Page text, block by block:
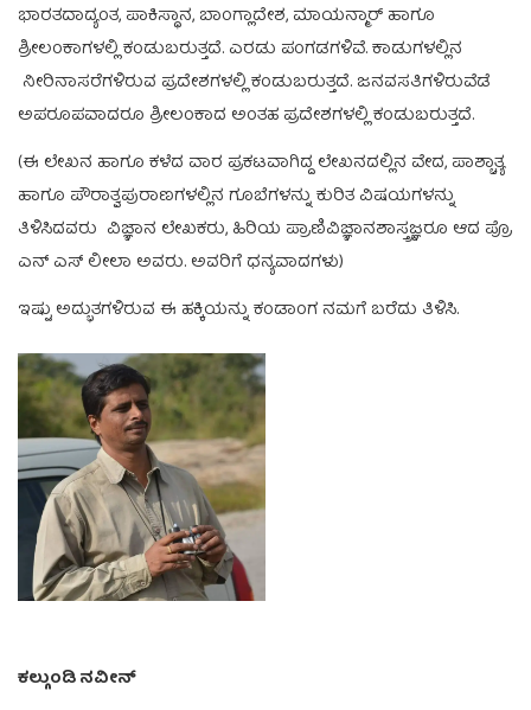
ಭಾರತದಾದ್ಯಂತ, ಪಾಕಿಸ್ಥಾನ, ಬಾಂಗ್ಲಾದೇಶ, ಮಾಯನ್ಮಾರ್ ಹಾಗೂ
ಶ್ರೀಲಂಕಾಗಳಲ್ಲಿ ಕಂಡುಬರುತ್ತದೆ. ಎರಡು ಪಂಗಡಗಳಿವೆ. ಕಾಡುಗಳಲ್ಲಿನ
ನೀರಿನಾಸರೆಗಳಿರುವ ಪ್ರದೇಶಗಳಲ್ಲಿ ಕಂಡುಬರುತ್ತದೆ. ಜನವಸತಿಗಳಿರುವೆಡೆ
ಅಪರೂಪವಾದರೂ ಶ್ರೀಲಂಕಾದ ಅಂತಹ ಪ್ರದೇಶಗಳಲ್ಲಿ ಕಂಡುಬರುತ್ತದೆ.
(ಈ ಲೇಖನ ಹಾಗೂ ಕಳೆದ ವಾರ ಪ್ರಕಟವಾಗಿದ್ದ ಲೇಖನದಲ್ಲಿನ ವೇದ, ಪಾಶ್ಚಾತ್ಯ
ಹಾಗೂ ಪೌರಾತ್ವಪುರಾಣಗಳಲ್ಲಿನ ಗೂಬೆಗಳನ್ನು ಕುರಿತ ವಿಷಯಗಳನ್ನು
ತಿಳಿಸಿದವರು ವಿಜ್ಞಾನ ಲೇಖಕರು, ಹಿರಿಯ ಪ್ರಾಣಿವಿಜ್ಞಾನಶಾಸ್ತ್ರಜ್ಞರೂ ಆದ ಪ್ರೊ
ಎನ್ ಎಸ್‍ ಲೀಲಾ ಅವರು. ಅವರಿಗೆ ಧನ್ಯವಾದಗಳು)
ಇಷ್ಟು ಅದ್ಭುತಗಳಿರುವ ಈ ಹಕ್ಕಿಯನ್ನು ಕಂಡಾಂಗ ನಮಗೆ ಬರೆದು ತಿಳಿಸಿ.
ಕಲ್ಗುಂಡಿ ನವೀನ್